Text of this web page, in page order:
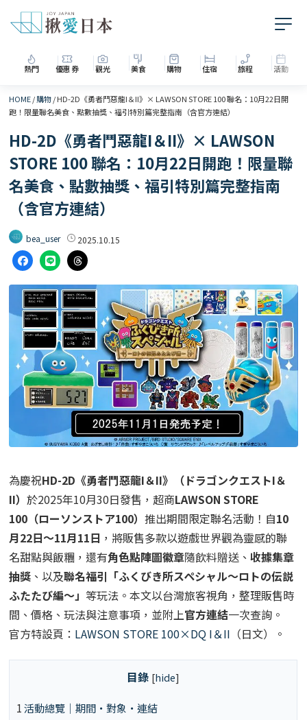
熱門 優惠券 觀光 美食 購物 住宿 旅程 活動
HOME/購物/HD-2D《勇者鬥惡龍I＆II》× LAWSON STORE 100 聯名：10月22日開
跑！限量聯名美食、點數抽獎、福引特別篇完整指南（含官方連結）
HD-2D《勇者鬥惡龍I＆II》× LAWSON
STORE 100 聯名：10月22日開跑！限量聯
名美食、點數抽獎、福引特別篇完整指南
（含官方連結）
bea_user 2025.10.15
為慶祝HD-2D《勇者鬥惡龍I＆II》（ドラゴンクエストI＆
II）於2025年10月30日發售，超商LAWSON STORE
100（ローソンストア100）推出期間限定聯名活動！自10
月22日～11月11日 ，將販售多款以遊戲世界觀為靈感的聯
名甜點與飯糰，還有角色點陣圖徽章隨飲料贈送、收據集章
抽獎 、以及聯名福引「ふくびき所スペシャル～ロトの伝説
ふたたび編～」 等玩法。本文以台灣旅客視角，整理販售時
間、價格、玩法與注意事項，並附上官方連結一次查詢。
官方特設頁： LAWSON STORE 100×DQ I＆II （日文）。
目錄 [hide]
1活動總覽｜期間・對象・連結